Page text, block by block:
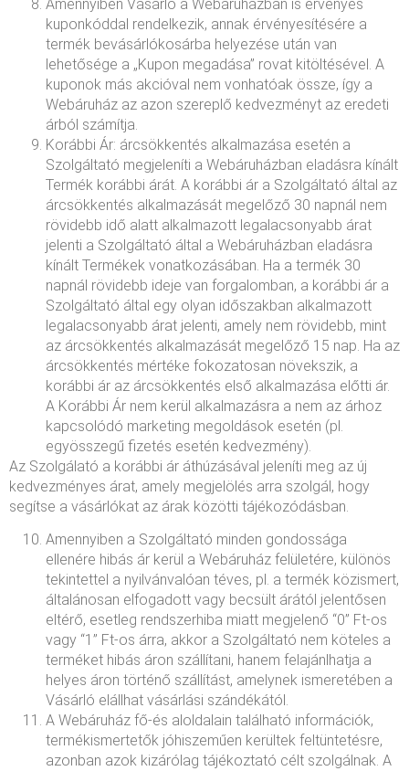
Amennyiben Vásárló a Webáruházban is érvényes
kuponkóddal rendelkezik, annak érvényesítésére a
termék bevásárlókosárba helyezése után van
lehetősége a „Kupon megadása” rovat kitöltésével. A
kuponok más akcióval nem vonhatóak össze, így a
Webáruház az azon szereplő kedvezményt az eredeti
árból számítja.
Korábbi Ár: árcsökkentés alkalmazása esetén a
Szolgáltató megjeleníti a Webáruházban eladásra kínált
Termék korábbi árát. A korábbi ár a Szolgáltató által az
árcsökkentés alkalmazását megelőző 30 napnál nem
rövidebb idő alatt alkalmazott legalacsonyabb árat
jelenti a Szolgáltató által a Webáruházban eladásra
kínált Termékek vonatkozásában. Ha a termék 30
napnál rövidebb ideje van forgalomban, a korábbi ár a
Szolgáltató által egy olyan időszakban alkalmazott
legalacsonyabb árat jelenti, amely nem rövidebb, mint
az árcsökkentés alkalmazását megelőző 15 nap. Ha az
árcsökkentés mértéke fokozatosan növekszik, a
korábbi ár az árcsökkentés első alkalmazása előtti ár.
A Korábbi Ár nem kerül alkalmazásra a nem az árhoz
kapcsolódó marketing megoldások esetén (pl.
egyösszegű fizetés esetén kedvezmény).
Az Szolgálató a korábbi ár áthúzásával jeleníti meg az új
kedvezményes árat, amely megjelölés arra szolgál, hogy
segítse a vásárlókat az árak közötti tájékozódásban.
Amennyiben a Szolgáltató minden gondossága
ellenére hibás ár kerül a Webáruház felületére, különös
tekintettel a nyilvánvalóan téves, pl. a termék közismert,
általánosan elfogadott vagy becsült árától jelentősen
eltérő, esetleg rendszerhiba miatt megjelenő “0” Ft-os
vagy “1” Ft-os árra, akkor a Szolgáltató nem köteles a
terméket hibás áron szállítani, hanem felajánlhatja a
helyes áron történő szállítást, amelynek ismeretében a
Vásárló elállhat vásárlási szándékától.
A Webáruház fő-és aloldalain található információk,
termékismertetők jóhiszeműen kerültek feltüntetésre,
azonban azok kizárólag tájékoztató célt szolgálnak. A